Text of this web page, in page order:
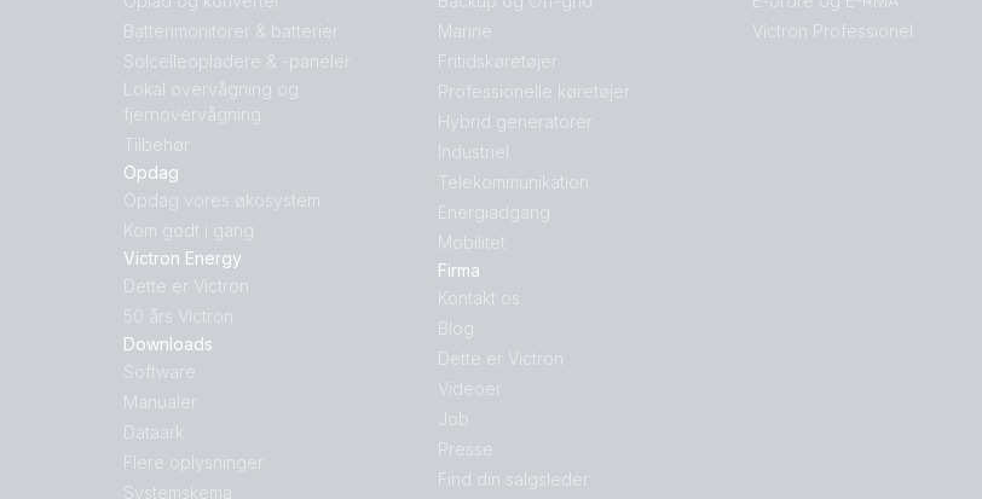
Batterimonitorer & batterier
Solcelleopladere & -paneler
Lokal overvågning og
fjernovervågning
Tilbehør
Opdag
Opdag vores økosystem
Kom godt i gang
Victron Energy
Dette er Victron
50 års Victron
Downloads
Software
Manualer
Dataark
Flere oplysninger
Systemskema
Marine
Fritidskøretøjer
Professionelle køretøjer
Hybrid generatorer
Industriel
Telekommunikation
Energiadgang
Mobilitet
Firma
Kontakt os
Blog
Dette er Victron
Videoer
Job
Presse
Find din salgsleder
Victron Professionel